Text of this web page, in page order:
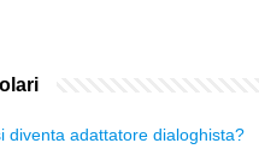
diventa adattatore dialoghista?